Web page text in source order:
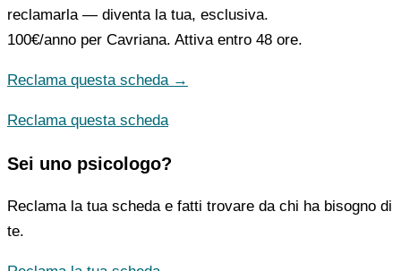
reclamarla — diventa la tua, esclusiva.
100€/anno per Cavriana. Attiva entro 48 ore.
Reclama questa scheda →
Reclama questa scheda
Sei uno psicologo?
Reclama la tua scheda e fatti trovare da chi ha bisogno di
te.